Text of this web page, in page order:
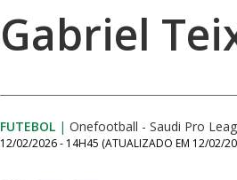
Gabriel
FUTEBOL | Onefootball - Saudi Pro
12/02/2026 - 14H45 (ATUALIZADO EM 12/02/